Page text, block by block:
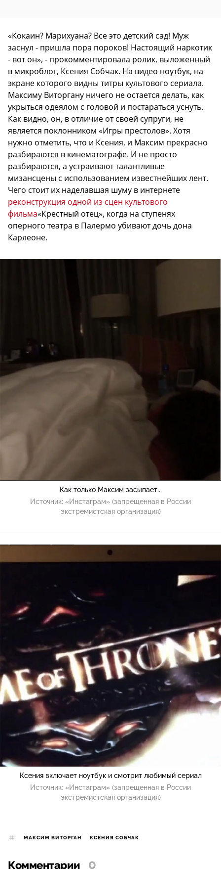
«Кокаин? Марихуана? Все это детский сад! Муж
заснул - пришла пора пороков! Настоящий наркотик
- вот он», - прокомментировала ролик, выложенный
в микроблог, Ксения Собчак. На видео ноутбук, на
экране которого видны титры культового сериала.
Максиму Виторгану ничего не остается делать, как
укрыться одеялом с головой и постараться уснуть.
Как видно, он, в отличие от своей супруги, не
является поклонником «Игры престолов». Хотя
нужно отметить, что и Ксения, и Максим прекрасно
разбираются в кинематографе. И не просто
разбираются, а устраивают талантливые
мизансцены с использованием известнейших лент.
Чего стоит их наделавшая шуму в интернете
реконструкция одной из сцен культового
фильма«Крестный отец», когда на ступенях
оперного театра в Палермо убивают дочь дона
Карлеоне.
Как только Максим засыпает...
Источник: «Инстаграм» (запрещенная в России
экстремистская организация)
Ксения включает ноутбук и смотрит любимый сериал
Источник: «Инстаграм» (запрещенная в России
экстремистская организация)
МАКСИМ ВИТОРГАН КСЕНИЯ СОБЧАК
Комментарии 0